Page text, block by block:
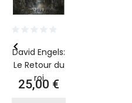
David Engels:
Le Retour du
roi
Prix
25,00 €
